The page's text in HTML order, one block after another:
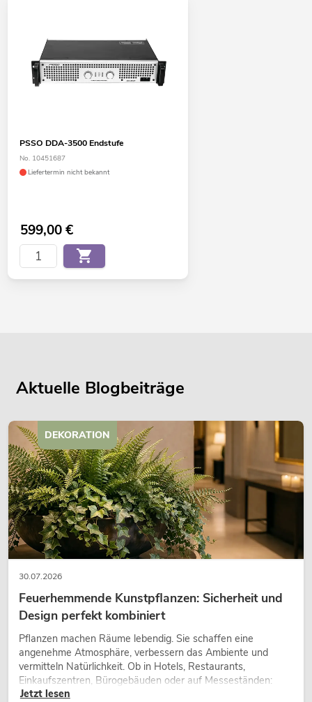
PSSO DDA-3500 Endstufe
No. 10451687
Liefertermin nicht bekannt
599,00€
Aktuelle Blogbeiträge
30.07.2026
Feuerhemmende Kunstpflanzen: Sicherheit und
Design perfekt kombiniert
Pflanzen machen Räume lebendig. Sie schaffen eine
angenehme Atmosphäre, verbessern das Ambiente und
vermitteln Natürlichkeit. Ob in Hotels, Restaurants,
Einkaufszentren, Bürogebäuden oder auf Messeständen:
eine hochwertige Begrünung gehört heute längst zum
Jetzt lesen
DEKORATION